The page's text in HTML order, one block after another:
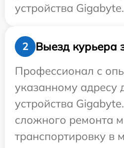
устройства Gigabyte.
2
Выезд курьера
Профессионал с
указанному адресу
устройства
сложного ремонта
транспортировку в